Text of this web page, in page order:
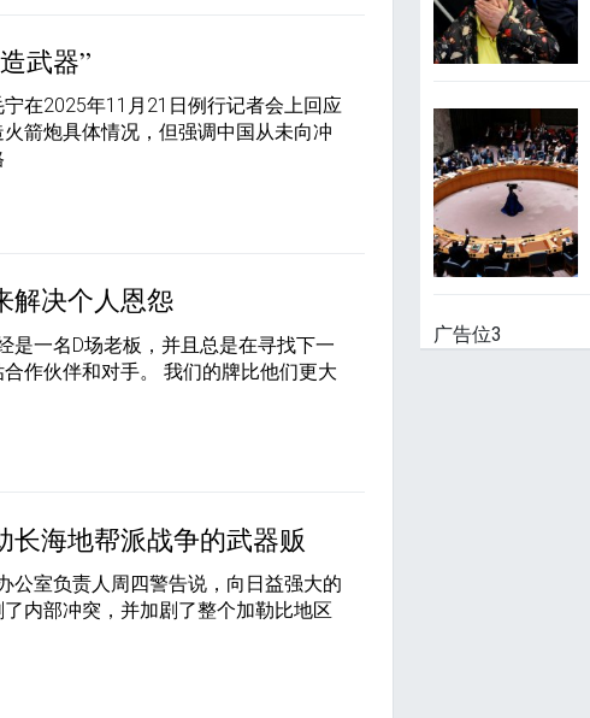
武器”
在2025年11月21日例行记者会上回应
箭炮具体情况，但强调中国从未向冲
解决个人恩怨
是一名D场老板，并且总是在寻找下一
作伙伴和对手。 我们的牌比他们更大
海地帮派战争的武器贩
公室负责人周四警告说，向日益强大的
内部冲突，并加剧了整个加勒比地区
广告位3